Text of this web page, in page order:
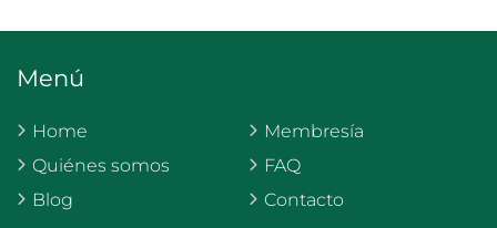
Menú
Home
Quiénes somos
Blog
Membresía
FAQ
Contacto